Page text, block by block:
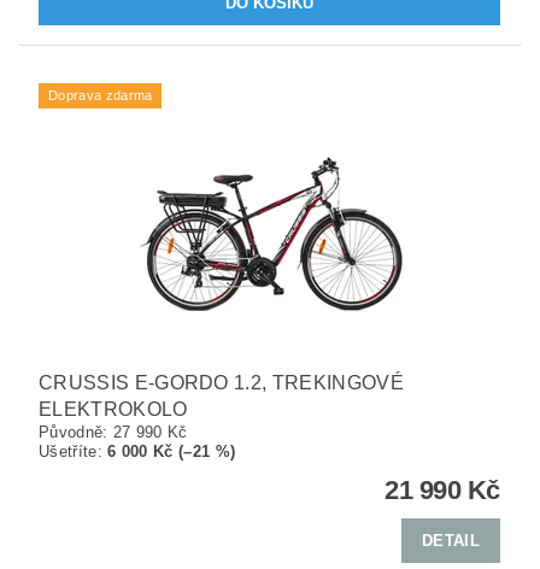
Doprava zdarma
CRUSSIS E-GORDO 1.2, TREKINGOVÉ
ELEKTROKOLO
Původně: 27 990 Kč
Ušetříte:6 000 Kč (–21 %)
21 990 Kč
DETAIL